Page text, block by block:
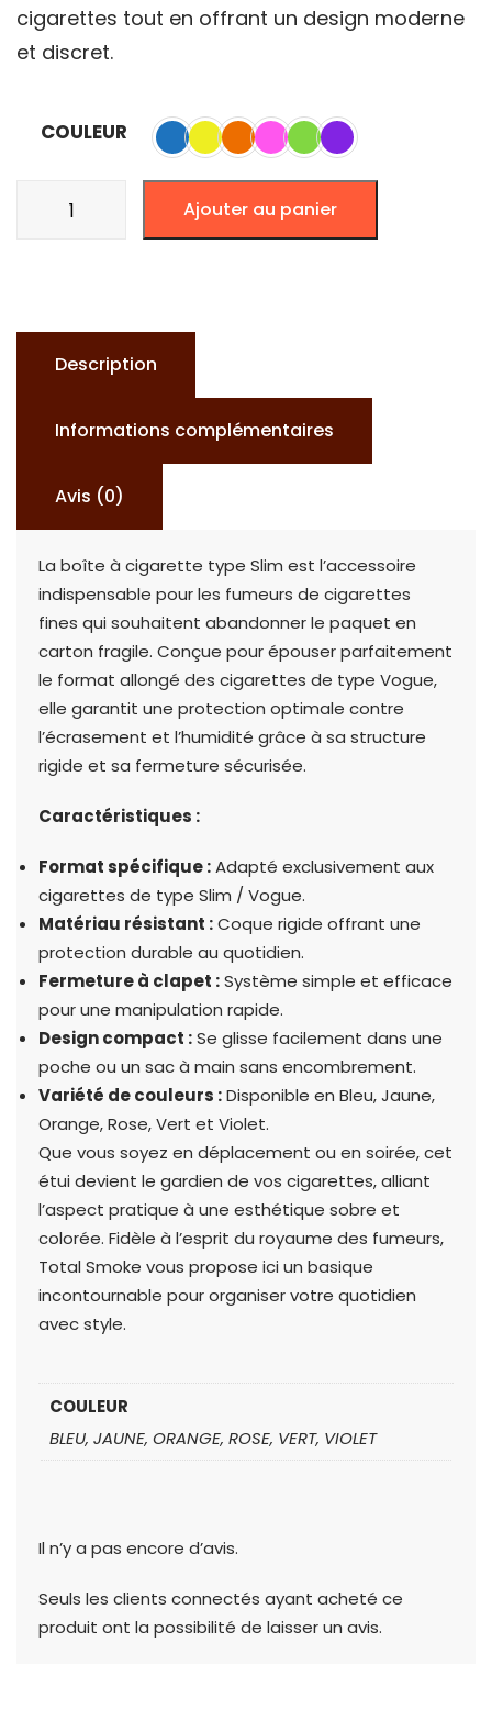
cigarettes tout en offrant un design moderne
et discret.
COULEUR
TYPE
Ajouter au panier
Description
Informations complémentaires
Avis (0)
La boîte à cigarette type Slim est l’accessoire
indispensable pour les fumeurs de cigarettes
fines qui souhaitent abandonner le paquet en
carton fragile. Conçue pour épouser parfaitement
le format allongé des cigarettes de type Vogue,
elle garantit une protection optimale contre
l’écrasement et l’humidité grâce à sa structure
rigide et sa fermeture sécurisée.
Caractéristiques :
Format spécifique :Adapté exclusivement aux
cigarettes de type Slim / Vogue.
Matériau résistant :Coque rigide offrant une
protection durable au quotidien.
Fermeture à clapet :Système simple et efficace
pour une manipulation rapide.
Design compact :Se glisse facilement dans une
poche ou un sac à main sans encombrement.
Variété de couleurs :Disponible en Bleu, Jaune,
Orange, Rose, Vert et Violet.
Que vous soyez en déplacement ou en soirée, cet
étui devient le gardien de vos cigarettes, alliant
l’aspect pratique à une esthétique sobre et
colorée. Fidèle à l’esprit du royaume des fumeurs,
Total Smoke vous propose ici un basique
incontournable pour organiser votre quotidien
avec style.
COULEUR
BLEU, JAUNE, ORANGE, ROSE, VERT, VIOLET
Il n’y a pas encore d’avis.
Seuls les clients connectés ayant acheté ce
produit ont la possibilité de laisser un avis.